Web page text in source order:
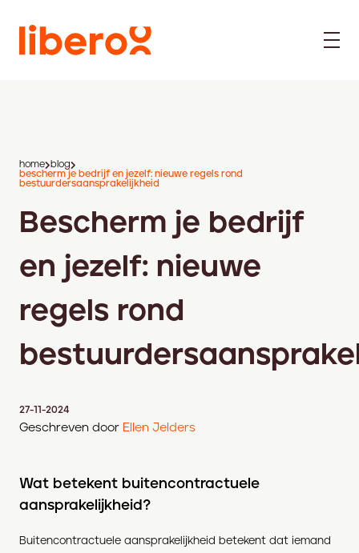
home
blog
bescherm je bedrijf en jezelf: nieuwe regels rond
bestuurdersaansprakelijkheid
Bescherm je bedrijf
en jezelf: nieuwe
regels rond
27-11-2024
Geschreven door Ellen Jelders
Wat betekent buitencontractuele
aansprakelijkheid?
Buitencontractuele aansprakelijkheid betekent dat iemand